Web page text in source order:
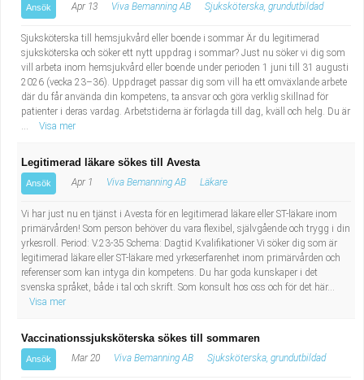
Tekniskt arbete
Transport
Brevbärare
Sjuksköterska, grundutbildad
Kock, storhushåll
Bibliotekarie
Administrativ assistent
Lärare i gymnasiet
Ansök Apr 13 Viva Bemanning AB Sjuksköterska, grundutbildad
Sjuksköterska till hemsjukvård eller boende i sommar Är du legitimerad
sjuksköterska och söker ett nytt uppdrag i sommar? Just nu söker vi dig som
vill arbeta inom hemsjukvård eller boende under perioden 1 juni till 31 augusti
2026 (vecka 23–36). Uppdraget passar dig som vill ha ett omväxlande arbete
där du får använda din kompetens, ta ansvar och göra verklig skillnad för
patienter i deras vardag. Arbetstiderna är förlagda till dag, kväll och helg. Du är
...
Visa mer
Legitimerad läkare sökes till Avesta
Ansök Apr 1 Viva Bemanning AB Läkare
Vi har just nu en tjänst i Avesta för en legitimerad läkare eller ST-läkare inom
primärvården! Som person behöver du vara flexibel, självgående och trygg i din
yrkesroll. Period: V.23-35 Schema: Dagtid Kvalifikationer Vi söker dig som är
legitimerad läkare eller ST-läkare med yrkeserfarenhet inom primärvården och
referenser som kan intyga din kompetens. Du har goda kunskaper i det
svenska språket, både i tal och skrift. Som konsult hos oss och för det här...
Visa mer
Vaccinationssjuksköterska sökes till sommaren
Ansök Mar 20 Viva Bemanning AB Sjuksköterska, grundutbildad